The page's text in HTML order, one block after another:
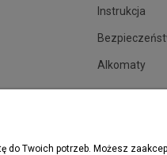
Instrukcja
Alkomaty
Twoich potrzeb. Możesz